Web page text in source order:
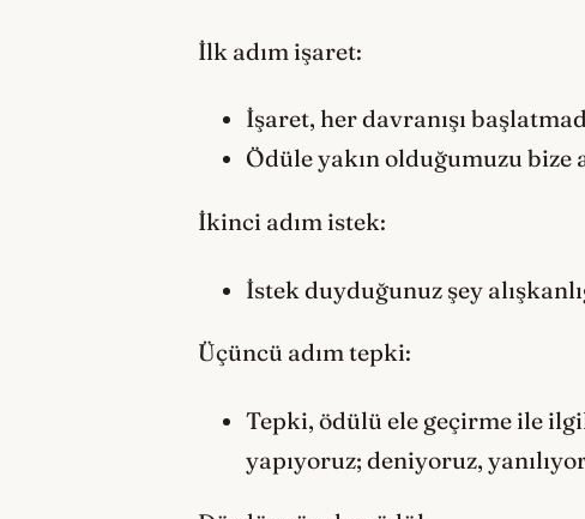
İlk adım işaret:
İşaret, her davranışı
Ödüle yakın olduğumuzu bize
İkinci adım istek:
İstek duyduğunuz şey
Üçüncü adım tepki:
Tepki, ödülü ele geçirme ile
yapıyoruz; deniyoruz,